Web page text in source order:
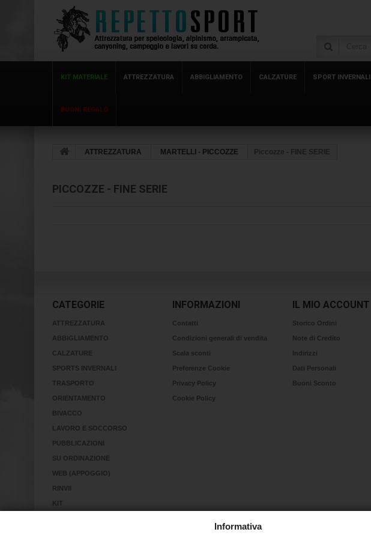
KIT MATERIALE ATTREZZATURA ABBIGLIAMENTO CALZATURE SPORT INVERNALI
BUONI REGALO
ATTREZZATURA MARTELLI - PICCOZZE Piccozze - FINE SERIE
PICCOZZE - FINE SERIE
CATEGORIE
ATTREZZATURA
ABBIGLIAMENTO
CALZATURE
SPORTS INVERNALI
TRASPORTO
ORIENTAMENTO
BIVACCO
LAVORO E SOCCORSO
PUBBLICAZIONI
SU ORDINAZIONE
WEB (APPOGGIO)
RINVII
KIT
INFORMAZIONI
Contatti
Condizioni generali di vendita
Scala sconti
Preferenze Cookie
Privacy Policy
Cookie Policy
IL MIO ACCOUNT
Storico Ordini
Note di Credito
Indirizzi
Dati Personali
Buoni Sconto
Informativa